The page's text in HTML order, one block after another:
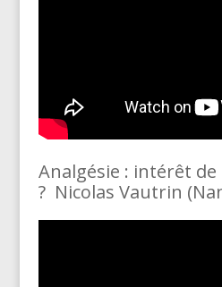
Analgésie : intérêt
? Nicolas Vautrin